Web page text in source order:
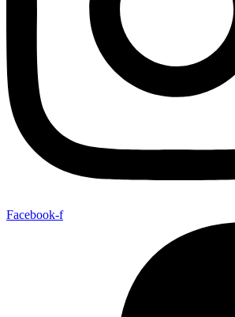
Facebook-f